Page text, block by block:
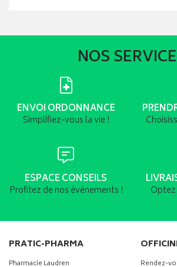
NOS
ENVOI ORDONNANCE
Simplifiez-vous la vie !
ESPACE CONSEILS
Profitez de nos événements !
PRATIC-PHARMA
Pharmacie Laudren
Rendez-